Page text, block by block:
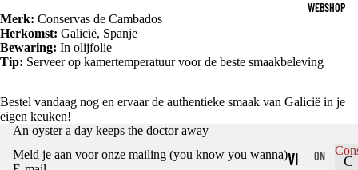
WEBSHOP
VI
ON
C
Merk: Conservas de Cambados
Herkomst: Galicië, Spanje
Bewaring: In olijfolie
Tip: Serveer op kamertemperatuur voor de beste smaakbeleving
Bestel vandaag nog en ervaar de authentieke smaak van Galicië in je
eigen keuken!
An oyster a day keeps the doctor away
Meld je aan voor onze mailing (you know you wanna)
Terugbetalingsbeleid
Algemene voorwaarden